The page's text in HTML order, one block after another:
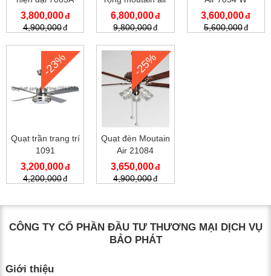
3,800,000
4,900,000
7067
6,800,000
9,800,000
3,600,000
5,600,000
-23%
Quạt trần trang trí
1091
3,200,000
4,200,000
-25%
Quạt đèn Moutain
Air 21084
3,650,000
4,900,000
CÔNG TY CỔ PHẦN ĐẦU TƯ THƯƠNG MẠI DỊCH VỤ
BẢO PHÁT
Giới thiệu